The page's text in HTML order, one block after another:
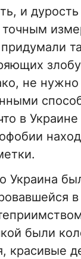
и
не нужно
в
Украина
были
красивые